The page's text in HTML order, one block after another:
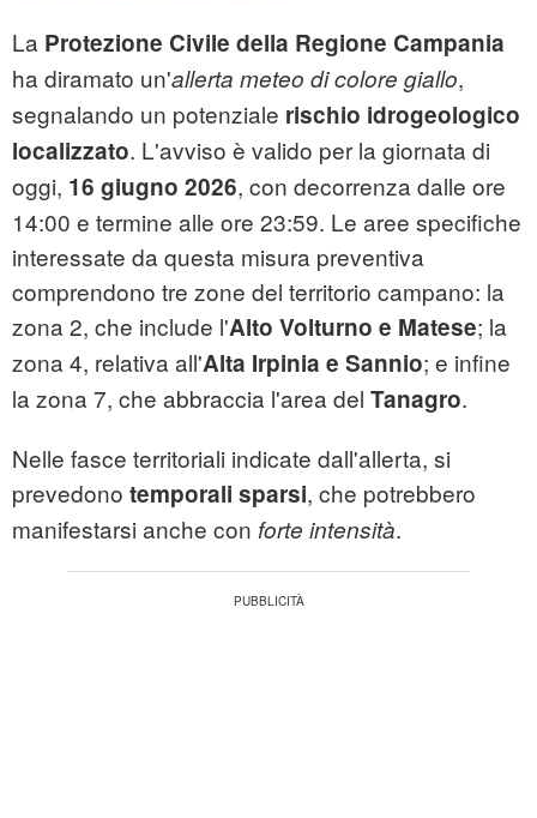
La Protezione Civile della Regione Campania
ha diramato un'allerta meteo di colore giallo,
segnalando un potenziale rischio idrogeologico
localizzato. L'avviso è valido per la giornata di
oggi, 16 giugno 2026, con decorrenza dalle ore
14:00 e termine alle ore 23:59. Le aree specifiche
interessate da questa misura preventiva
comprendono tre zone del territorio campano: la
zona 2, che include l'Alto Volturno e Matese; la
zona 4, relativa all'Alta Irpinia e Sannio; e infine
la zona 7, che abbraccia l'area del Tanagro.
Nelle fasce territoriali indicate dall'allerta, si
prevedono temporali sparsi, che potrebbero
manifestarsi anche con forte intensità.